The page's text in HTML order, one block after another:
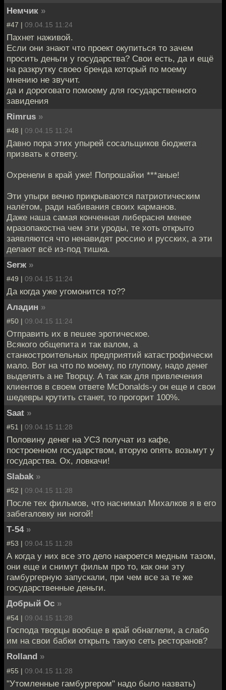
Немчик »
#47 | 09.04.15 11:24
Пахнет наживой.
Если они знают что проект окупиться то зачем
просить деньги у государства? Свои есть, да и ещё
на разкрутку своео бренда который по моему
мнению не звучит.
да и дороговато помоему для государственного
завидения
Rimrus »
#48 | 09.04.15 11:24
Давно пора этих упырей сосальщиков бюджета
призвать к ответу.
Охренели в край уже! Попрошайки ***аные!
Эти упыри вечно прикрываются патриотическим
налётом, ради набивания своих карманов.
Даже наша самая конченная либерасня менее
мразопакостна чем эти уроды, те хоть открыто
заявляются что ненавидят россию и русских, а эти
делают всё из-под тишка.
Serж »
#49 | 09.04.15 11:24
Да когда уже угомонится то??
Аладин »
#50 | 09.04.15 11:24
Отправить их в пешее эротическое.
Всякого общепита и так валом, а
станкостроительных предприятий катастрофически
мало. Вот на что по моему, по глупому, надо денег
выделять а не Творцу. А так как для привлечения
клиентов в своем ответе McDonalds-у он еще и свои
шедевры крутить станет, то прогорит 100%.
Saat »
#51 | 09.04.15 11:28
Половину денег на УС3 получат из кафе,
построенном государством, вторую опять возьмут у
государства. Ох, ловкачи!
Slabak »
#52 | 09.04.15 11:28
После тех фильмов, что наснимал Михалков я в его
забегаловку ни ногой!
Т-54 »
#53 | 09.04.15 11:28
А когда у них все это дело накроется медным тазом,
они еще и снимут фильм про то, как они эту
гамбургерную запускали, при чем все за те же
государственные деньги.
Добрый Ос »
#54 | 09.04.15 11:28
Господа творцы вообще в край обнаглели, а слабо
им на свои бабки открыть такую сеть ресторанов?
Rolland »
#55 | 09.04.15 11:28
"Утомленные гамбургером" надо было назвать)